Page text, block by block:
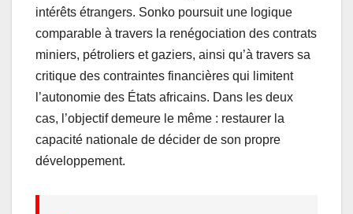
intérêts étrangers. Sonko poursuit une logique
comparable à travers la renégociation des contrats
miniers, pétroliers et gaziers, ainsi qu’à travers sa
critique des contraintes financières qui limitent
l’autonomie des États africains. Dans les deux
cas, l’objectif demeure le même : restaurer la
capacité nationale de décider de son propre
développement.